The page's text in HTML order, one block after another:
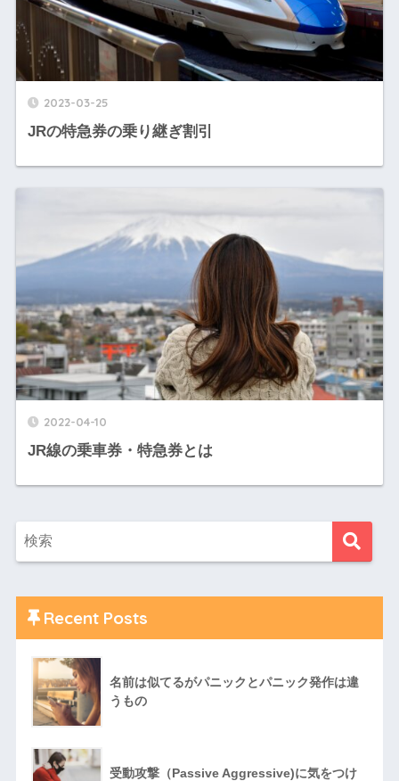
2023-03-25
JRの特急券の乗り継ぎ割引
2022-04-10
JR線の乗車券・特急券とは
Recent Posts
名前は似てるがパニックとパニック発作は違
うもの
受動攻撃（Passive Aggressive)に気をつけ